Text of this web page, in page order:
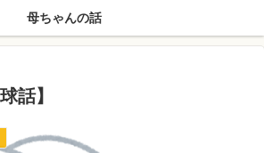
母ちゃんの話
話】